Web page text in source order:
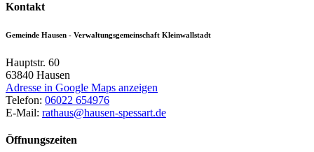
Kontakt
Gemeinde Hausen - Verwaltungsgemeinschaft Kleinwallstadt
Hauptstr. 60
63840 Hausen
Adresse in Google Maps anzeigen
Telefon: 06022 654976
E-Mail: rathaus@hausen-spessart.de
Öffnungszeiten